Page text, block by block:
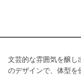
文芸的な雰囲気を醸し
のデザインで、体型を